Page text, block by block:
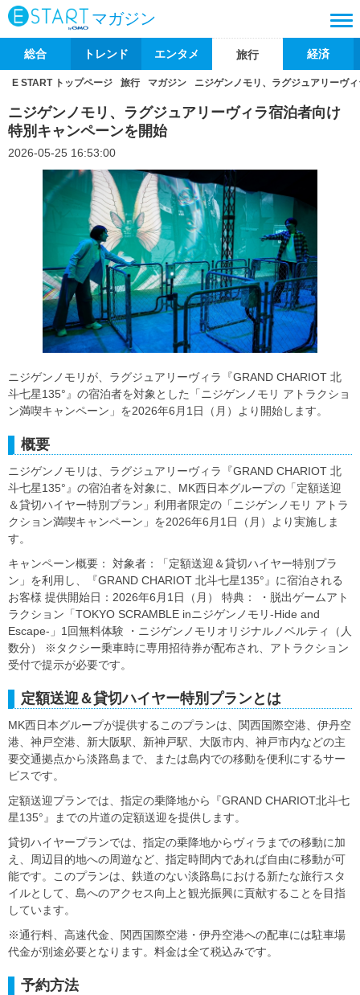
マガジン
総合 トレンド エンタメ 旅行 経済
E START トップページ 旅行 マガジン ニジゲンノモリ、ラグジュアリーヴ
ニジゲンノモリ、ラグジュアリーヴィラ宿泊者向け
特別キャンペーンを開始
2026-05-25 16:53:00
ニジゲンノモリが、ラグジュアリーヴィラ『GRAND CHARIOT 北
斗七星135°』の宿泊者を対象とした「ニジゲンノモリ アトラクショ
ン満喫キャンペーン」を2026年6月1日（月）より開始します。
概要
ニジゲンノモリは、ラグジュアリーヴィラ『GRAND CHARIOT 北
斗七星135°』の宿泊者を対象に、MK西日本グループの「定額送迎
＆貸切ハイヤー特別プラン」利用者限定の「ニジゲンノモリ アトラ
クション満喫キャンペーン」を2026年6月1日（月）より実施しま
す。
キャンペーン概要： 対象者：「定額送迎＆貸切ハイヤー特別プラ
ン」を利用し、『GRAND CHARIOT 北斗七星135°』に宿泊される
お客様 提供開始日：2026年6月1日（月） 特典： ・脱出ゲームアト
ラクション「TOKYO SCRAMBLE inニジゲンノモリ-Hide and
Escape-」1回無料体験 ・ニジゲンノモリオリジナルノベルティ（人
数分） ※タクシー乗車時に専用招待券が配布され、アトラクション
受付で提示が必要です。
定額送迎＆貸切ハイヤー特別プランとは
MK西日本グループが提供するこのプランは、関西国際空港、伊丹空
港、神戸空港、新大阪駅、新神戸駅、大阪市内、神戸市内などの主
要交通拠点から淡路島まで、または島内での移動を便利にするサー
ビスです。
定額送迎プランでは、指定の乗降地から『GRAND CHARIOT北斗七
星135°』までの片道の定額送迎を提供します。
貸切ハイヤープランでは、指定の乗降地からヴィラまでの移動に加
え、周辺目的地への周遊など、指定時間内であれば自由に移動が可
能です。このプランは、鉄道のない淡路島における新たな旅行スタ
イルとして、島へのアクセス向上と観光振興に貢献することを目指
しています。
※通行料、高速代金、関西国際空港・伊丹空港への配車には駐車場
代金が別途必要となります。料金は全て税込みです。
予約方法